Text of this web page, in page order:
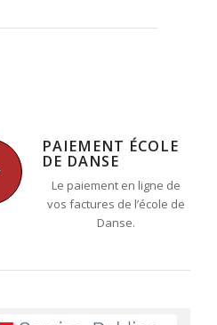
PAIEMENT ÉCOLE
DE DANSE
Le paiement en ligne de
vos factures de l’école de
Danse.